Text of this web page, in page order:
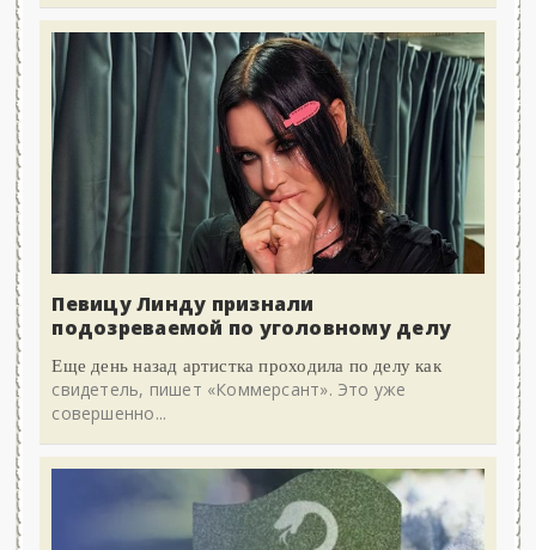
Певицу Линду признали
подозреваемой по уголовному делу
Еще день назад артистка проходила по делу как
свидетель, пишет «Коммерсант». Это уже
совершенно...